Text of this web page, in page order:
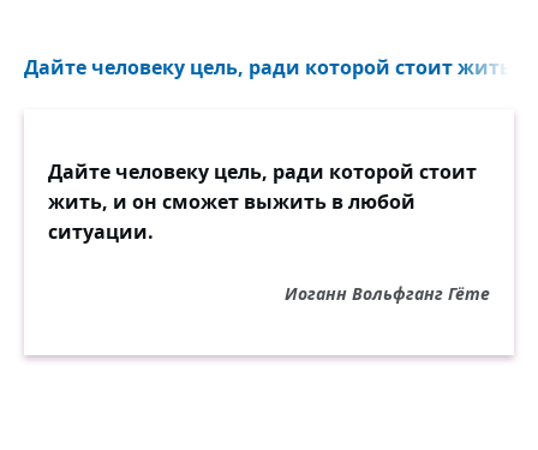
Дайте человеку цель, ради которой стоит жить...
Дайте человеку цель, ради которой стоит
жить, и он сможет выжить в любой
ситуации.
Иоганн Вольфганг Гёте